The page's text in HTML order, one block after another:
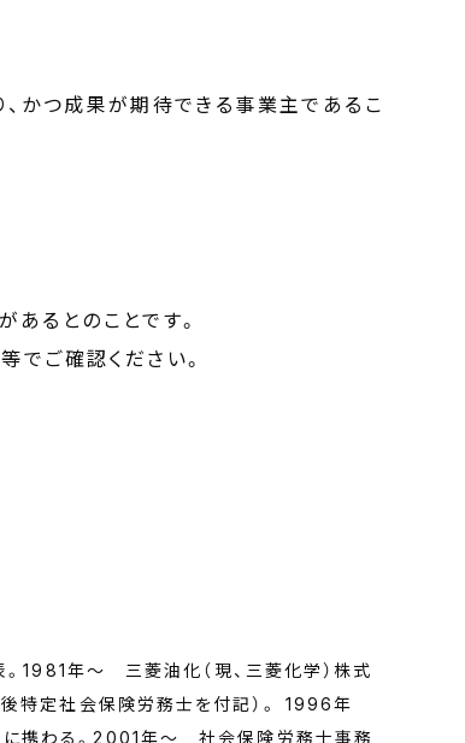
かつ成果が期待できる事業主であるこ
るとのことです。
ご確認ください。
。1981年～ 三菱油化（現、三菱化学）株式
特定社会保険労務士を付記）。 1996年
携わる。2001年～ 社会保険労務士事務